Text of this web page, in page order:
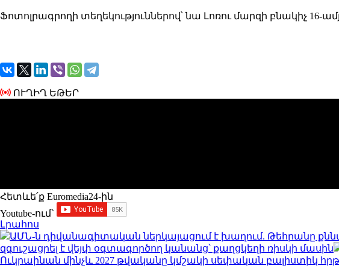
Ֆոտոլրագրողի տեղեկություններով՝ նա Լոռու մարզի բնակիչ
ՈՒՂԻՂ ԵԹԵՐ
Հետևե՛ք Euromedia24-ին
Youtube-ում`
Լրահոս
ԱՄՆ-ն դիվանագիտական ներկայացում է խաղում. Թեհրանը
զգուշացրել է վեյփ օգտագործող կանանց՝ քաղցկեղի ռիսկի մասին
Ուկրաինան մինչև 2027 թվականը կմշակի սեփական բալիստիկ